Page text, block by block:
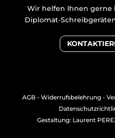
Wir helfen Ihnen gerne
Diplomat-
AGB- Widerrufsbelehrung-
Gestaltung: Laurent